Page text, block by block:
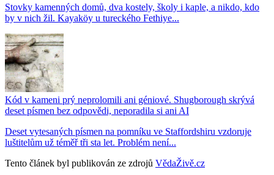
Stovky kamenných domů, dva kostely, školy i kaple, a nikdo, kdo
by v nich žil. Kayaköy u tureckého Fethiye...
Kód v kameni prý neprolomili ani géniové. Shugborough skrývá
deset písmen bez odpovědi, neporadila si ani AI
Deset vytesaných písmen na pomníku ve Staffordshiru vzdoruje
luštitelům už téměř tři sta let. Problém není...
Tento článek byl publikován ze zdrojů VědaŽivě.cz